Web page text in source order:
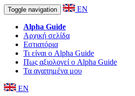
Toggle navigation EN
Alpha Guide
Αρχική σελίδα
Εστιατόρια
Τι είναι ο Alpha Guide
Πως αξιολογεί ο Alpha Guide
Τα αγαπημένα μου
EN